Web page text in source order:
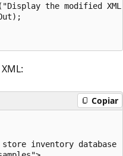
the modified
Copiar
inventory database